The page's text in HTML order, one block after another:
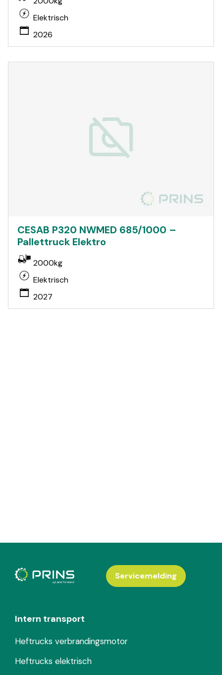
Elektrisch
2026
CESAB P320 NWMED 685/1000 –
Pallettruck Elektro
2000kg
Elektrisch
2027
Intern transport
Heftrucks verbrandingsmotor
Heftrucks elektrisch
Servicemelding